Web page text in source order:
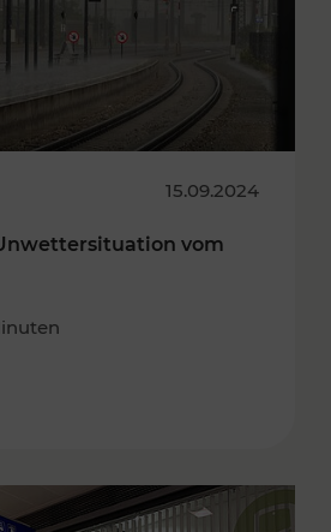
15.09.2024
vom